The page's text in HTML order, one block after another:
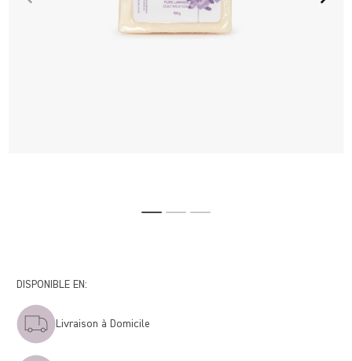
DISPONIBLE EN:
Livraison à Domicile